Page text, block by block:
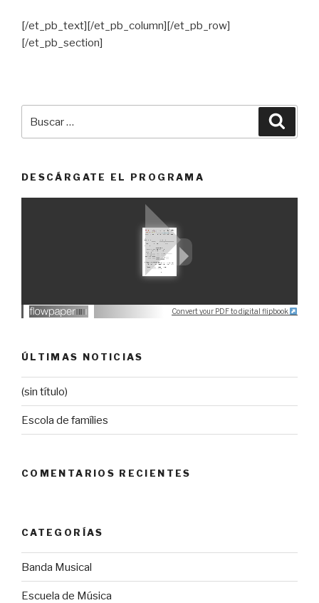
[/et_pb_text][/et_pb_column][/et_pb_row]
[/et_pb_section]
DESCÁRGATE EL PROGRAMA
Convert your PDF to digital flipbook
ÚLTIMAS NOTICIAS
(sin título)
Escola de famílies
COMENTARIOS RECIENTES
CATEGORÍAS
Banda Musical
Escuela de Música